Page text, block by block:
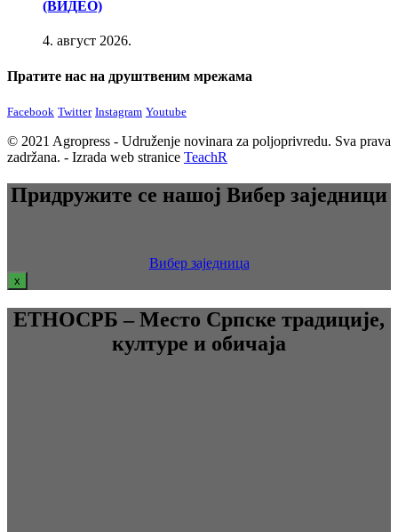
(ВИДЕО)
4. август 2026.
Пратите нас на друштвеним мрежама
Facebook Twitter Instagram Youtube
© 2021 Agropress - Udruženje novinara za poljoprivredu. Sva prava
zadržana. - Izrada web stranice TeachR
Придружите се нашој Вибер заједници
Вибер заједница
x
ЕТНОСРБ – Место Српске традиције,
културе и обичаја